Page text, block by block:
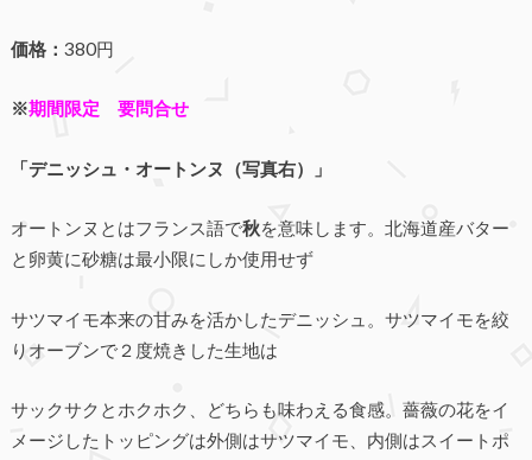
価格： 380円
※期間限定 要問合せ
「デニッシュ・オートンヌ（写真右）」
オートンヌとはフランス語で秋を意味します。北海道産バター
と卵黄に砂糖は最小限にしか使用せず
サツマイモ本来の甘みを活かしたデニッシュ。サツマイモを絞
りオーブンで２度焼きした生地は
サックサクとホクホク、どちらも味わえる食感。薔薇の花をイ
メージしたトッピングは外側はサツマイモ、内側はスイートポ